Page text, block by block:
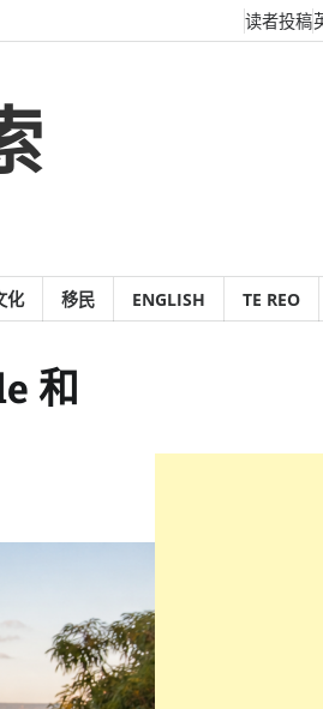
读者投稿
化 移民 ENGLISH TE REO
和